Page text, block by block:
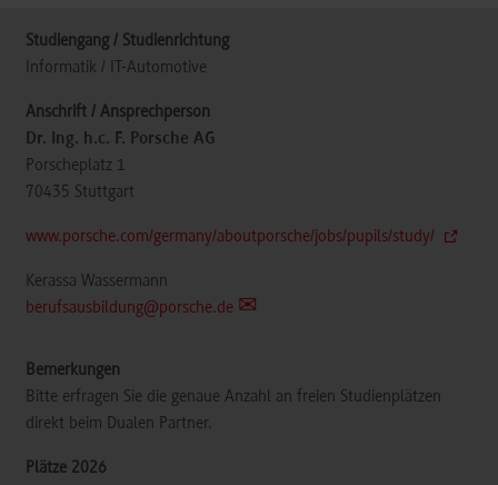
Informatik / IT-Automotive
Dr. Ing. h.c. F. Porsche AG
Porscheplatz 1
70435 Stuttgart
www.porsche.com/germany/aboutporsche/jobs/pupils/study/
Kerassa Wassermann
berufsausbildung@porsche.de
Bitte erfragen Sie die genaue Anzahl an freien Studienplätzen
direkt beim Dualen Partner.